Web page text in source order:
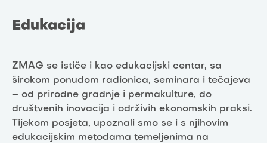
Edukacija
ZMAG se ističe i kao edukacijski centar, sa
širokom ponudom radionica, seminara i tečajeva
– od prirodne gradnje i permakulture, do
društvenih inovacija i održivih ekonomskih praksi.
Tijekom posjeta, upoznali smo se i s njihovim
edukacijskim metodama temeljenima na